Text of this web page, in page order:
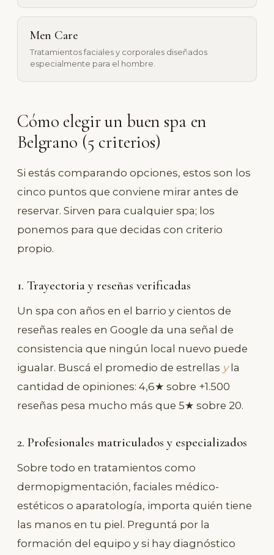
Men Care
Tratamientos faciales y corporales diseñados
especialmente para el hombre.
Cómo elegir un buen spa en
Belgrano (5 criterios)
Si estás comparando opciones, estos son los
cinco puntos que conviene mirar antes de
reservar. Sirven para cualquier spa; los
ponemos para que decidas con criterio
propio.
1. Trayectoria y reseñas verificadas
Un spa con años en el barrio y cientos de
reseñas reales en Google da una señal de
consistencia que ningún local nuevo puede
igualar. Buscá el promedio de estrellas yla
cantidad de opiniones: 4,6★ sobre +1.500
reseñas pesa mucho más que 5★ sobre 20.
2. Profesionales matriculados y especializados
Sobre todo en tratamientos como
dermopigmentación, faciales médico-
estéticos o aparatología, importa quién tiene
las manos en tu piel. Preguntá por la
formación del equipo y si hay diagnóstico